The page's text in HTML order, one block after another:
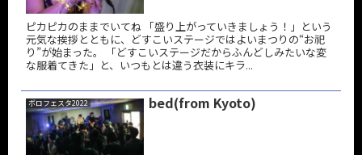
ピカピカのままでいてね 「盛り上がっていきましょう！」という
元気な挨拶とともに、どすこいステージではよいまつりの“お祀
り”が始まった。 「どすこいステージだからふんどしみたいな変
な服着てきた」と、いつもとは違う衣装にキラ...
ボロフェスタ2022 bed(from Kyoto)